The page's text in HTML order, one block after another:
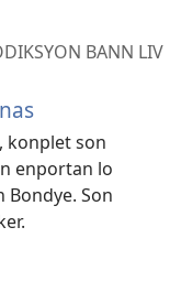
BANN LIV
konplet son
enportan lo
Son